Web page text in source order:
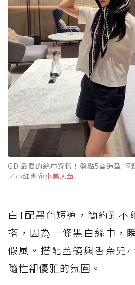
GD 最愛的絲巾穿搭！盤點5套造型 輕
／小紅書＠小美人鱼
白T配黑色短褲，簡約到不
搭，因為一條黑白絲巾，
假風。搭配墨鏡與香奈兒
隨性卻優雅的氛圍。